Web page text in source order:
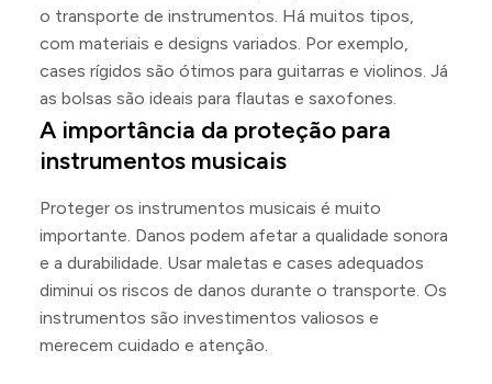
o transporte de instrumentos. Há muitos tipos,
com materiais e designs variados. Por exemplo,
cases rígidos são ótimos para guitarras e violinos. Já
as bolsas são ideais para flautas e saxofones.
A importância da proteção para
instrumentos musicais
Proteger os instrumentos musicais é muito
importante. Danos podem afetar a qualidade sonora
e a durabilidade. Usar maletas e cases adequados
diminui os riscos de danos durante o transporte. Os
instrumentos são investimentos valiosos e
merecem cuidado e atenção.